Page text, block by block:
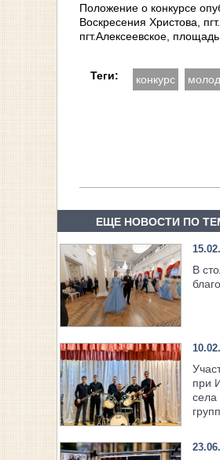
Положение о конкурсе
Воскресения Христова,
пгт.Алексеевское,
Теги: конкурс
ЕЩЕ НОВОСТИ ПО
В
при
села